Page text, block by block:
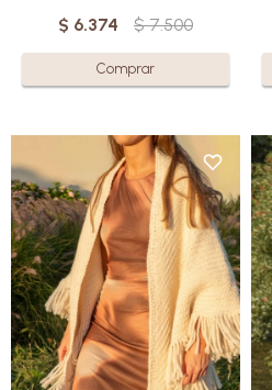
$ 6.374 $ 7.500
Tejida a mano en telar, en punto
espiga, con pura lana Merino
uruguaya.
Su formato en triángulo abraza
con suavidad y cae con un
movimiento natural que realza
cualquier conjunto.
Cada pieza es única: una
creación artesanal que combina
calidez y diseño.